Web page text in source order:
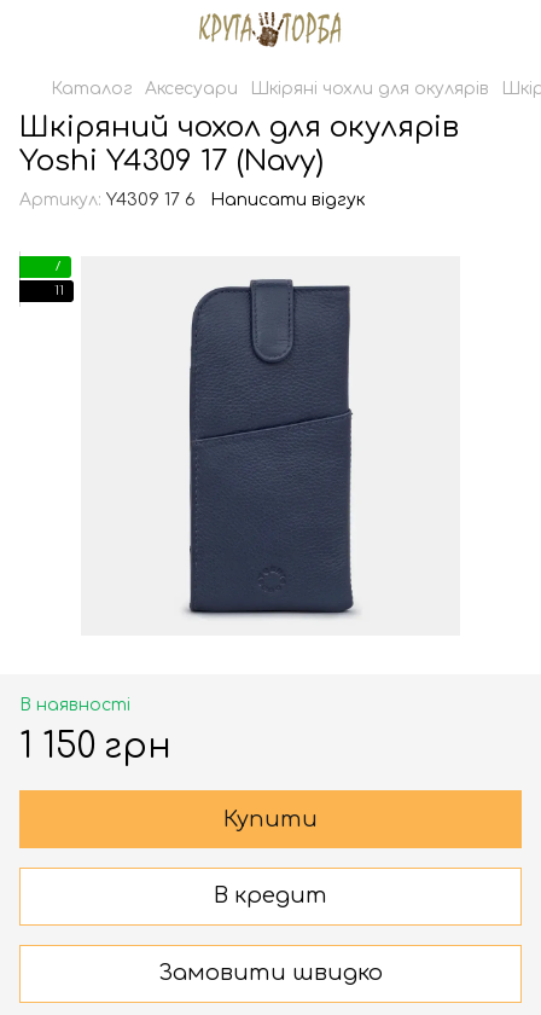
Каталог Аксесуари Шкіряні чохли для окулярів
Шкіряний чохол для окулярів
Yoshi Y4309 17 (Navy)
Артикул: Y4309 17 6 Написати відгук
7
11
В наявності
1 150 грн
Купити
В кредит
Замовити швидко